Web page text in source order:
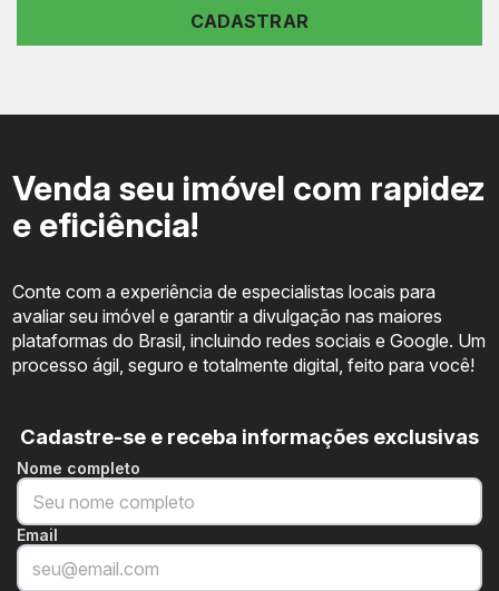
CADASTRAR
Venda seu imóvel com rapidez
e eficiência!
Conte com a experiência de especialistas locais para
avaliar seu imóvel e garantir a divulgação nas maiores
plataformas do Brasil, incluindo redes sociais e Google. Um
processo ágil, seguro e totalmente digital, feito para você!
Cadastre-se e receba informações exclusivas
Nome completo
Email